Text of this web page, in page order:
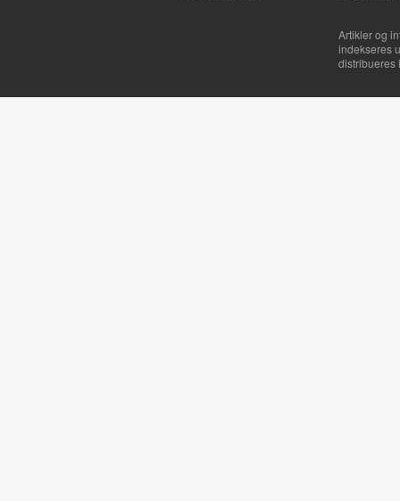
Artikler og
indekseres
distribueres